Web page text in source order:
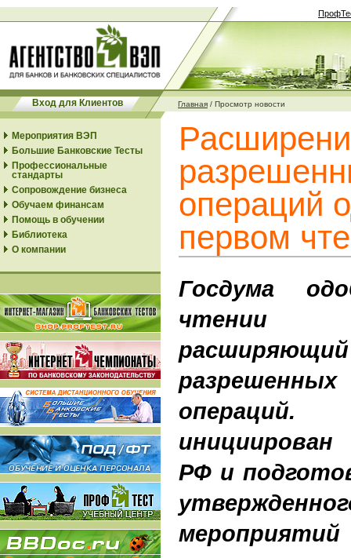
Вход для Клиентов Главная / Просмотр новости
Мероприятия ВЭП
Большие Банковские Тесты
Профессиональные
стандарты
Сопровождение бизнеса
Обучаем финансам
Помощь в обучении
Библиотека
О компании
операций
первом
Госдума
чтении
РФ и